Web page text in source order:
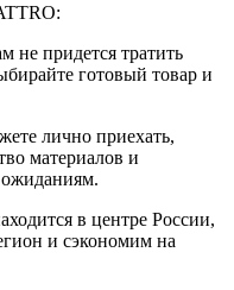
не придется тратить
готовый товар и
лично приехать,
материалов и
ожиданиям.
в центре России,
и сэкономим на